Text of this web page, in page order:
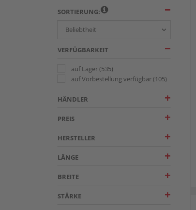
SORTIERUNG:
VERFÜGBARKEIT
auf Lager(535)
auf Vorbestellung verfügbar(105)
HÄNDLER
PREIS
HERSTELLER
LÄNGE
BREITE
STÄRKE